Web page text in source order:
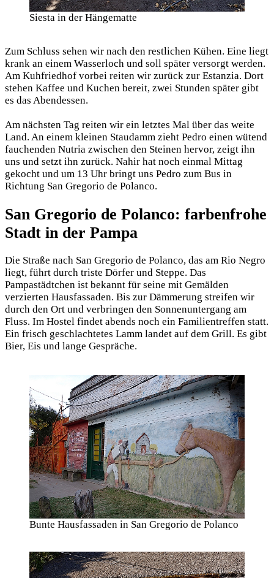
Siesta in der Hängematte
Zum Schluss sehen wir nach den restlichen Kühen. Eine liegt
krank an einem Wasserloch und soll später versorgt werden.
Am Kuhfriedhof vorbei reiten wir zurück zur Estanzia. Dort
stehen Kaffee und Kuchen bereit, zwei Stunden später gibt
es das Abendessen.
Am nächsten Tag reiten wir ein letztes Mal über das weite
Land. An einem kleinen Staudamm zieht Pedro einen wütend
fauchenden Nutria zwischen den Steinen hervor, zeigt ihn
uns und setzt ihn zurück. Nahir hat noch einmal Mittag
gekocht und um 13 Uhr bringt uns Pedro zum Bus in
Richtung San Gregorio de Polanco.
San Gregorio de Polanco: farbenfrohe
Stadt in der Pampa
Die Straße nach San Gregorio de Polanco, das am Rio Negro
liegt, führt durch triste Dörfer und Steppe. Das
Pampastädtchen ist bekannt für seine mit Gemälden
verzierten Hausfassaden. Bis zur Dämmerung streifen wir
durch den Ort und verbringen den Sonnenuntergang am
Fluss. Im Hostel findet abends noch ein Familientreffen statt.
Ein frisch geschlachtetes Lamm landet auf dem Grill. Es gibt
Bier, Eis und lange Gespräche.
Bunte Hausfassaden in San Gregorio de Polanco